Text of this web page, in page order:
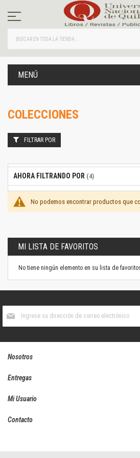
contenido
MENÚ
COLECCIONES
No podemos encontrar productos que
FILTRAR POR
AHORA FILTRANDO POR
MI LISTA DE FAVORITOS
No tiene ningún elemento en su lista de
boletín
Nosotros
Entregas
Mi Usuario
Contacto